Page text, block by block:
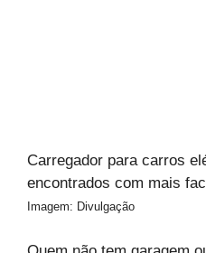
Carregador para carros
encontrados com mais
Imagem: Divulgação